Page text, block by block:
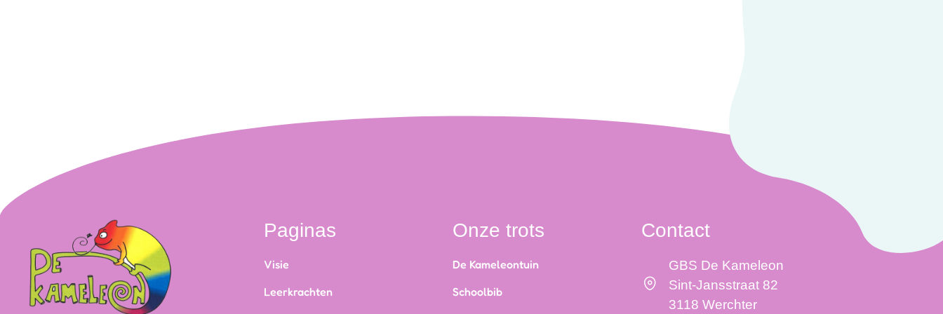
Paginas
Visie
Leerkrachten
Onze trots
De Kameleontuin
Schoolbib
Contact
GBS De Kameleon
Sint-Jansstraat 82
3118 Werchter